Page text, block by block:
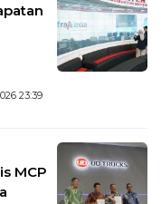
23:39
MCP